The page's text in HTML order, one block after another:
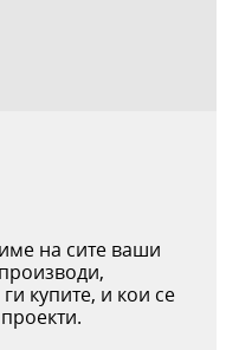
на сите ваши
купите, и кои се